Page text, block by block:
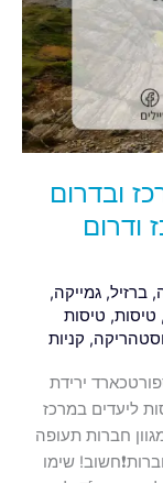
ובדרום
ודרום
, ברזיל, גמייקה,
, טיסות, טיסות
, קניות
ירידת
ליעדים במרכז
יעדים✈️ מגוון חברות תעופה
החברות❗️חשוב! שימו